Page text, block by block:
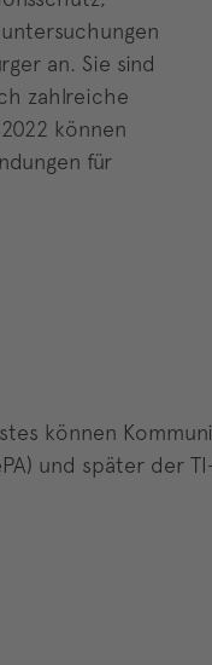
an. Sie sind
zahlreiche
können
für
können
und später der